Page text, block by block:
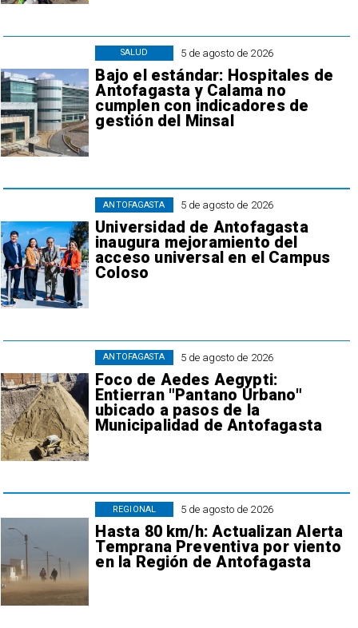
5 de agosto de 2026
Bajo el estándar: Hospitales de
Antofagasta y Calama no
cumplen con indicadores de
gestión del Minsal
SALUD
5 de agosto de 2026
Universidad de Antofagasta
inaugura mejoramiento del
acceso universal en el Campus
Coloso
ANTOFAGASTA
5 de agosto de 2026
Foco de Aedes Aegypti:
Entierran "Pantano Urbano"
ubicado a pasos de la
Municipalidad de Antofagasta
ANTOFAGASTA
5 de agosto de 2026
Hasta 80 km/h: Actualizan Alerta
Temprana Preventiva por viento
en la Región de Antofagasta
REGIONAL